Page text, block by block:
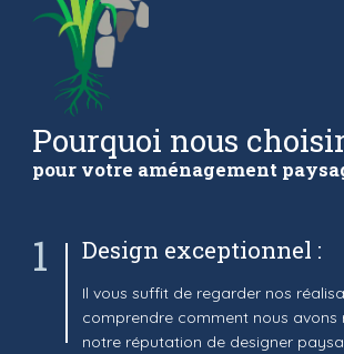
Pourquoi nous
pour votre aménagement
1 Design exceptionnel :
Il vous suffit de regarder nos
comprendre comment nous avons
notre réputation de designer